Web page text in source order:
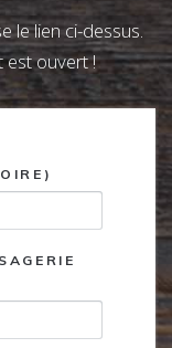
le lien ci-dessus.
est ouvert !